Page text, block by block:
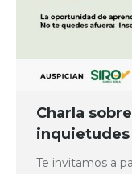
Charla
inquietudes
Te invitamos a